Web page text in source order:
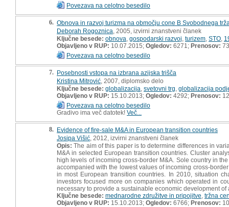
Povezava na celotno besedilo
6. Obnova in razvoj turizma na območju cone B Svobodnega
Deborah Rogoznica , 2005, izvirni znanstveni članek
Ključne besede: obnova gospodarski razvoj turizem STO
Objavljeno v RUP: 10.07.2015; Ogledov: 6271; Prenosov: 73
Povezava na celotno besedilo
7. Posebnosti vstopa na izbrana azijska trišča
Kristina Mitrović , 2007, diplomsko delo
Ključne besede: globalizacija svetovni trg globalizacija
Objavljeno v RUP: 15.10.2013; Ogledov: 4292; Prenosov:
Povezava na celotno besedilo
Gradivo ima več datotek! Več...
8. Evidence of fire-sale M&A in European transition countries
Josipa Višić , 2012, izvirni znanstveni članek
Opis: The aim of this paper is to determine differences in
M&A in selected European transition countries. Cluster
high levels of incoming cross-border M&A. Sole country in
accompanied with the lowest values of incoming cross-
in most European transition countries. In 2010, situation
investors focused more on companies which operated in
necessary to provide a sustainable economic development of
Ključne besede: mednarodne združitve in pripojitve tržna
Objavljeno v RUP: 15.10.2013; Ogledov: 6766; Prenosov: